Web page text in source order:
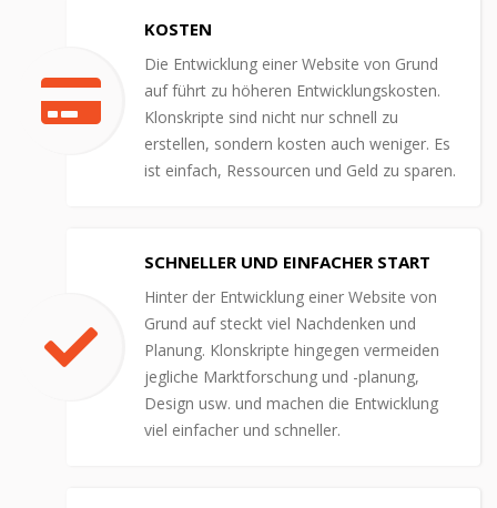
KOSTEN
Die Entwicklung einer Website von Grund
auf führt zu höheren Entwicklungskosten.
Klonskripte sind nicht nur schnell zu
erstellen, sondern kosten auch weniger. Es
ist einfach, Ressourcen und Geld zu sparen.
SCHNELLER UND EINFACHER START
Hinter der Entwicklung einer Website von
Grund auf steckt viel Nachdenken und
Planung. Klonskripte hingegen vermeiden
jegliche Marktforschung und -planung,
Design usw. und machen die Entwicklung
viel einfacher und schneller.